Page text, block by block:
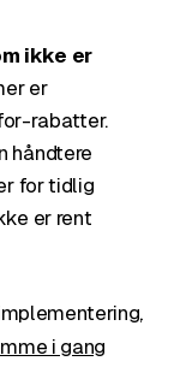
ikke er
er
rabatter.
håndtere
for tidlig
er rent
i gang